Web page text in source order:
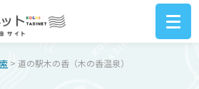
> 道の駅木の香（木の香温泉）